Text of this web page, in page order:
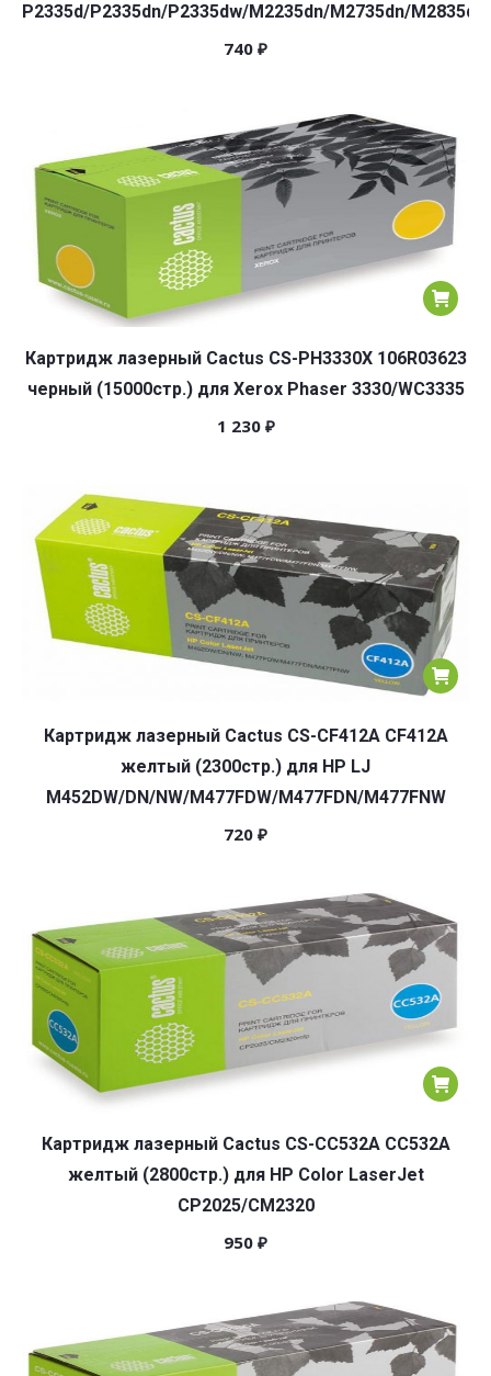
P2335d/P2335dn/P2335dw/M2235dn/M2735dn/M2835dw
740 ₽
Картридж лазерный Cactus CS-PH3330X 106R03623
черный (15000стр.) для Xerox Phaser 3330/WC3335
1 230 ₽
Картридж лазерный Cactus CS-CF412A CF412A
желтый (2300стр.) для HP LJ
M452DW/DN/NW/M477FDW/M477FDN/M477FNW
720 ₽
Картридж лазерный Cactus CS-CC532A CC532A
желтый (2800стр.) для HP Color LaserJet
CP2025/CM2320
950 ₽